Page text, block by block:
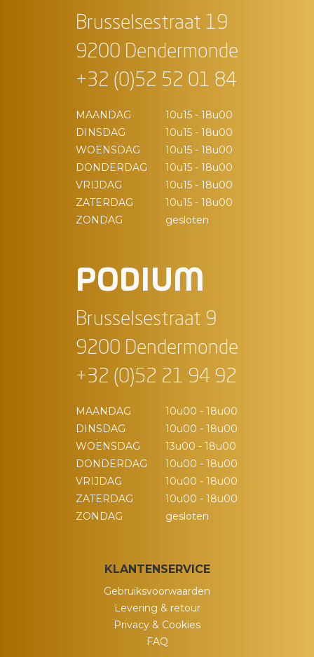
Brusselsestraat 19
9200 Dendermonde
+32 (0)52 52 01 84
MAANDAG
10u15 - 18u00
DINSDAG
10u15 - 18u00
WOENSDAG
10u15 - 18u00
DONDERDAG
10u15 - 18u00
VRIJDAG
10u15 - 18u00
ZATERDAG
10u15 - 18u00
ZONDAG
gesloten
PODIUM
Brusselsestraat 9
9200 Dendermonde
+32 (0)52 21 94 92
MAANDAG
10u00 - 18u00
DINSDAG
10u00 - 18u00
WOENSDAG
13u00 - 18u00
DONDERDAG
10u00 - 18u00
VRIJDAG
10u00 - 18u00
ZATERDAG
10u00 - 18u00
ZONDAG
gesloten
KLANTENSERVICE
Gebruiksvoorwaarden
Levering & retour
Privacy & Cookies
FAQ